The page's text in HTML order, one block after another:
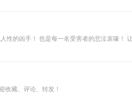
的凶手！ 也是每一名受害者的悲泣哀嚎！
收藏、评论、转发！